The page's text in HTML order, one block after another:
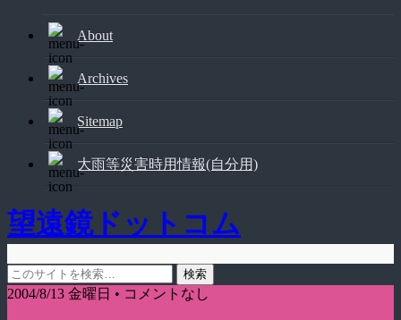
About
Archives
Sitemap
大雨等災害時用情報(自分用)
望遠鏡ドットコム
2004/8/13 金曜日 • コメントなし